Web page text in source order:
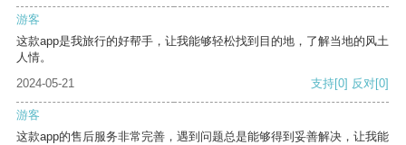
游客
这款app是我旅行的好帮手，让我能够轻松找到目的地，了解当地的风土
人情。
2024-05-21
支持[0] 反对[0]
游客
这款app的售后服务非常完善，遇到问题总是能够得到妥善解决，让我能